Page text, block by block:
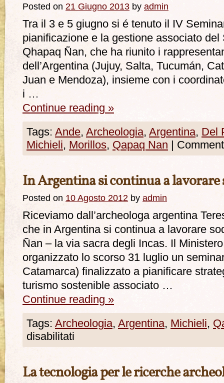
Posted on 21 Giugno 2013 by admin
Tra il 3 e 5 giugno si é tenuto il IV
pianificazione e la gestione associato
Qhapaq Ñan, che ha riunito i
dell’Argentina (Jujuy, Salta, Tucumán,
Juan e Mendoza), insieme con i
i …
Continue reading »
Tags: Ande, Archeologia, Argentina, Del
Michieli, Morillos, Qapaq Nan
In Argentina si continua a lavorare
Posted on 10 Agosto 2012 by admin
Riceviamo dall’archeologa argentina
che in Argentina si continua a lavorare
Ñan – la via sacra degli Incas. Il
organizzato lo scorso 31 luglio un
Catamarca) finalizzato a pianificare
turismo sostenible associato …
Continue reading »
Tags: Archeologia, Argentina, Michieli,
disabilitati
La tecnologia per le ricerche